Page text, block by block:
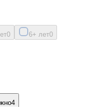
0 6+ лет0
4